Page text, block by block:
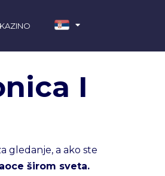
I
gledanje, a ako ste
širom sveta.